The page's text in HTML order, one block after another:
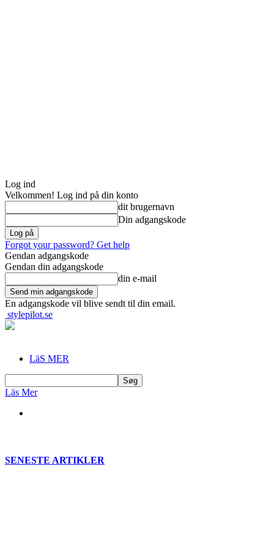
Log ind
Velkommen! Log ind på din konto
dit brugernavn
Din adgangskode
Forgot your password? Get help
Gendan adgangskode
Gendan din adgangskode
din e-mail
En adgangskode vil blive sendt til din email.
stylepilot.se
LäS MER
Läs Mer
SENESTE ARTIKLER